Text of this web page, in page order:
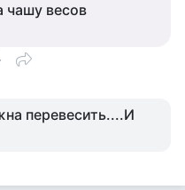
чашу весов
перевесить....И